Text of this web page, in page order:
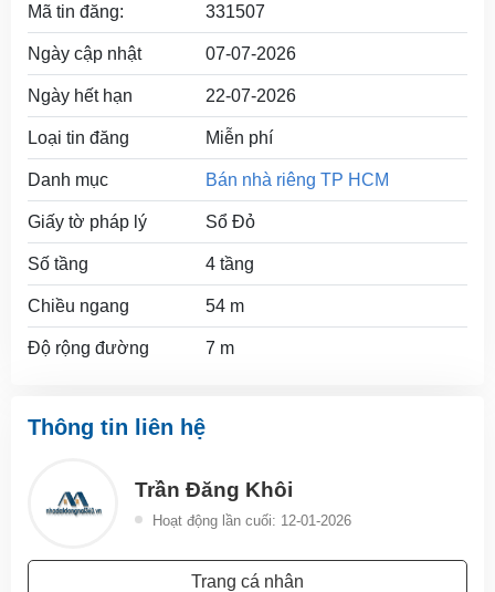
Mã tin đăng: 331507
Ngày cập nhật 07-07-2026
Ngày hết hạn 22-07-2026
Loại tin đăng Miễn phí
Danh mục Bán nhà riêng TP HCM
Giấy tờ pháp lý Sổ Đỏ
Số tầng 4 tầng
Chiều ngang 54 m
Độ rộng đường 7 m
Thông tin liên hệ
Trần Đăng Khôi
Hoạt động lần cuối: 12-01-2026
Trang cá nhân